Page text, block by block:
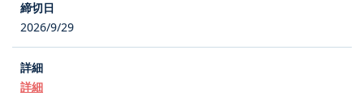
2026/9/29
詳細